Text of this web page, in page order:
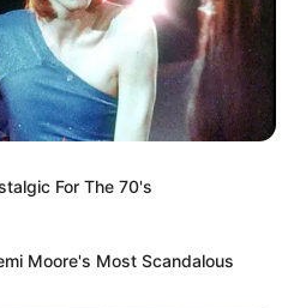
For The 70's
Moore's Most Scandalous